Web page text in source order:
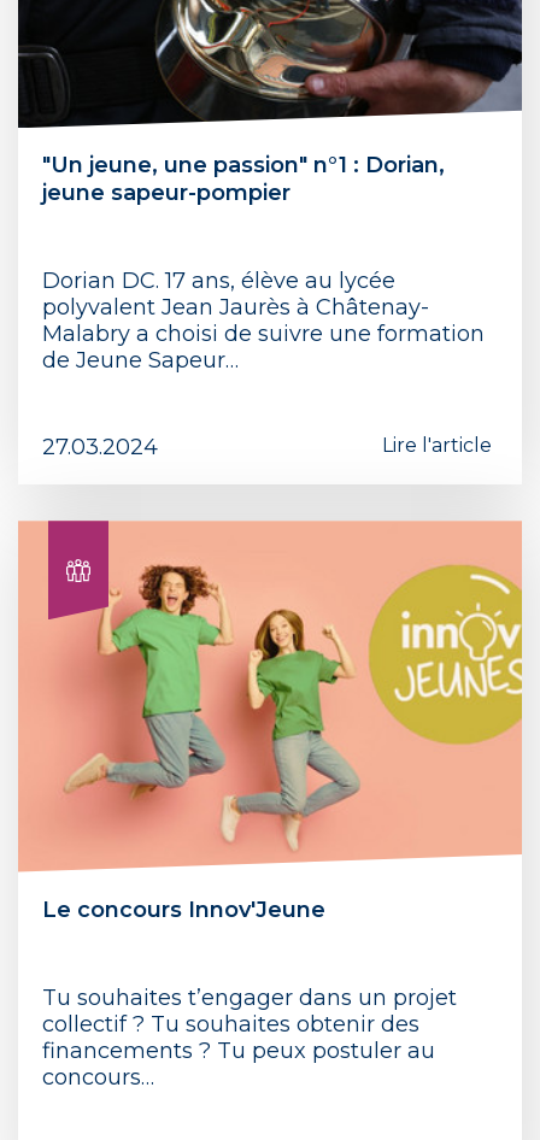
"Un jeune, une passion" n°1 : Dorian,
jeune sapeur-pompier
Dorian DC. 17 ans, élève au lycée
polyvalent Jean Jaurès à Châtenay-
Malabry a choisi de suivre une formation
de Jeune Sapeur…
27.03.2024 Lire l'article
Le concours Innov'Jeune
Tu souhaites t’engager dans un projet
collectif ? Tu souhaites obtenir des
financements ? Tu peux postuler au
concours…